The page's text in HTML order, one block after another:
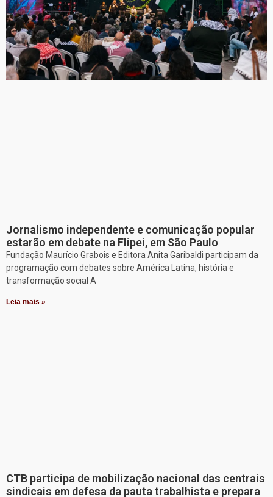
Jornalismo independente e comunicação popular
estarão em debate na Flipei, em São Paulo
Fundação Maurício Grabois e Editora Anita Garibaldi participam da
programação com debates sobre América Latina, história e
transformação social A
Leia mais »
CTB participa de mobilização nacional das centrais
sindicais em defesa da pauta trabalhista e prepara